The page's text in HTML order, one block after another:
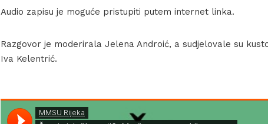
Audio zapisu je moguće pristupiti putem internet linka.
Razgovor je moderirala Jelena Androić, a sudjelovale su
Iva Kelentrić.